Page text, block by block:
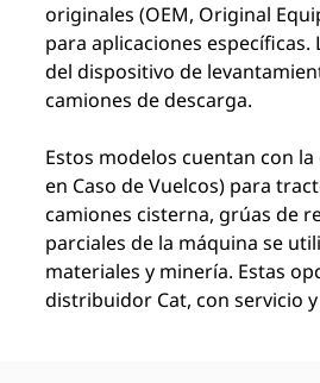
originales (OEM, Original
para aplicaciones
del dispositivo de
camiones de descarga.
Estos modelos cuentan con
en Caso de Vuelcos) para
camiones cisterna, grúas de
parciales de la máquina se
materiales y minería. Estas
distribuidor Cat, con servicio